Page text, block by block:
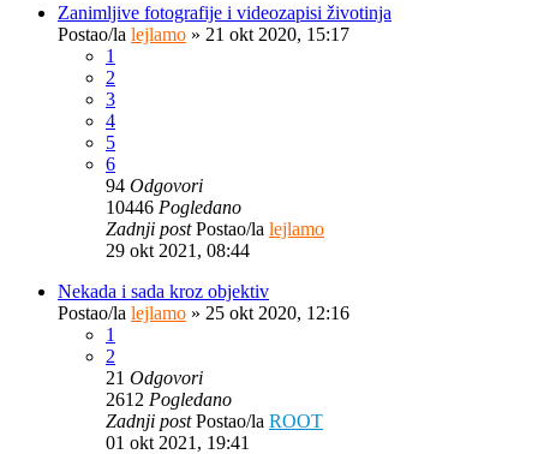
Zanimljive fotografije i videozapisi životinja
Postao/la lejlamo » 21 okt 2020, 15:17
1
2
3
4
5
6
94 Odgovori
10446 Pogledano
Zadnji postPostao/la lejlamo
29 okt 2021, 08:44
Nekada i sada kroz objektiv
Postao/la lejlamo » 25 okt 2020, 12:16
1
2
21 Odgovori
2612 Pogledano
Zadnji postPostao/la ROOT
01 okt 2021, 19:41